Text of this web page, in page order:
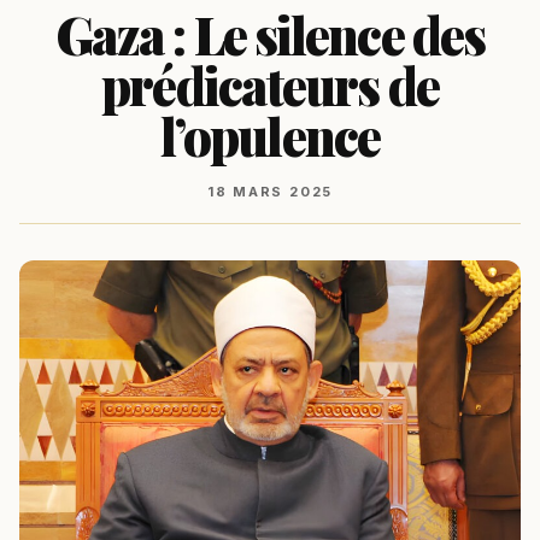
Gaza : Le silence des
prédicateurs de
l’opulence
18 MARS 2025